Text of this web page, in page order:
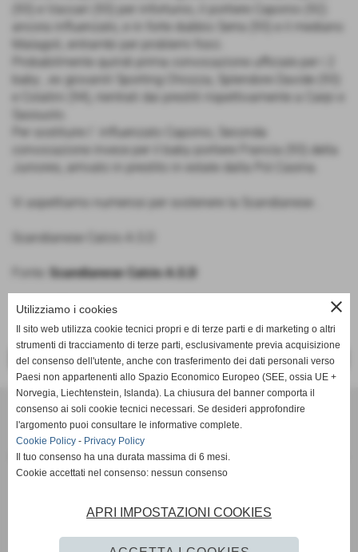
(93) e Vaccari (93) per infortunio, il portiere Caponio (92)
ancora influenzato, e in forte dubbio Serra (93) e il mediano
Malagoli, entrambi per problemi fisici.
Probabilmente quindi prima convocazione ufficiale per i 2
baby , ex giovanili Sporting Chiozza, Splendore Davide (93)
e Colatini (94), rientrati dai prestiti rispettivamente a Carpi e
Sassuolo.
Per sostituire l´ influenzato Caponio, Seconda
convocazione invece per il baby portiere Francia (93) della
Juniores, arrivato in prestito in estate dalla Pol.Casina.
Vi aspettiamo numerosi per sostenere la Scandianese .
Scandianese Calcio A.S.D
Scandianese Calcio A.S.D
<< PRECEDENTE SUCCESSIVO >>
SCANDIANESE CALCIO - ASSOCIAZIONE SPORTIVA DILETTANTISTICA
v. Dell´Eco 10 int. 1 Chiozza - 42019 Scandiano (Reggio Emilia)
P.I. Partita IVA 02444480350 C.F Codice Fiscale 91152640354
Via Dell´Eco n.° 10 - Chiozza -42019 - SCANDIANO - REGGIO EMILIA - 42019 - SCANDIANO (REGGIO EMILIA)
Tel. 0522 855072 Fax 0522 765574
Tutte le foto presenti nel sito e le Foto Gallery sono esclusiva proprieta´ della societa´ " Scandianese
close
Utilizziamo i cookies
Il sito web utilizza cookie tecnici propri e di terze parti e di marketing o altri
strumenti di tracciamento di terze parti, esclusivamente previa acquisizione
del consenso dell'utente, anche con trasferimento dei dati personali verso
Paesi non appartenenti allo Spazio Economico Europeo (SEE, ossia UE +
Norvegia, Liechtenstein, Islanda). La chiusura del banner comporta il
consenso ai soli cookie tecnici necessari. Se desideri approfondire
l'argomento puoi consultare le informative complete.
Cookie Policy - Privacy Policy
Il tuo consenso ha una durata massima di 6 mesi.
Cookie accettati nel consenso: nessun consenso
APRI IMPOSTAZIONI COOKIES